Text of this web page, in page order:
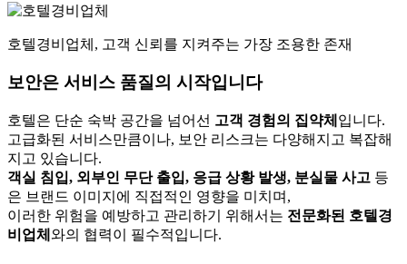
호텔경비업체, 고객 신뢰를 지켜주는 가장 조용한 존재
보안은 서비스 품질의 시작입니다
호텔은 단순 숙박 공간을 넘어선 고객 경험의 집약체 입니다.
고급화된 서비스만큼이나, 보안 리스크는 다양해지고 복잡해
지고 있습니다.
객실 침입, 외부인 무단 출입, 응급 상황 발생, 분실물 사고 등
은 브랜드 이미지에 직접적인 영향을 미치며,
이러한 위험을 예방하고 관리하기 위해서는 전문화된 호텔경
비업체 와의 협력이 필수적입니다.